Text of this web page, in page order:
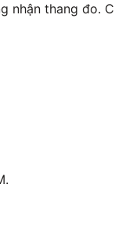
nhận thang đo.